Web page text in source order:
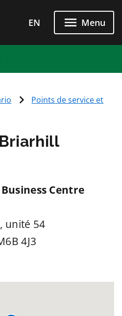
EN Menu
Points de service et
Centre
unité 54
4J3